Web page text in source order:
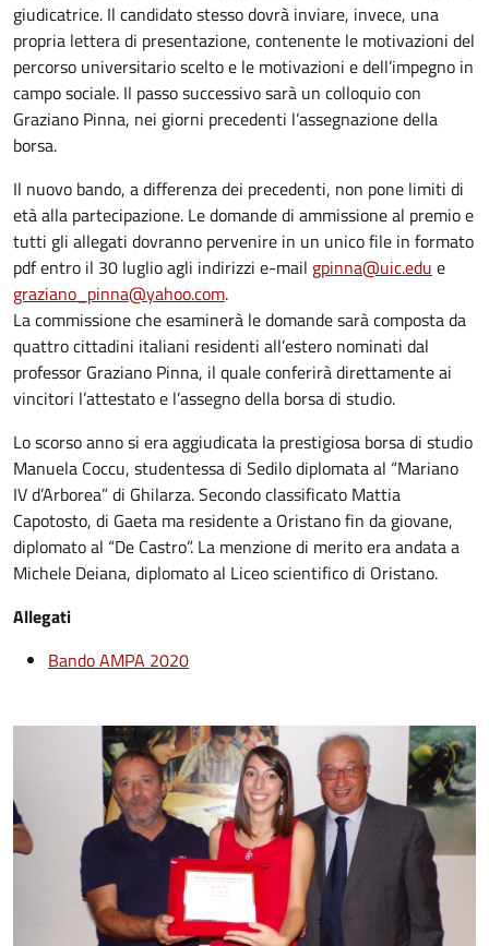
giudicatrice. Il candidato stesso dovrà inviare, invece, una
propria lettera di presentazione, contenente le motivazioni del
percorso universitario scelto e le motivazioni e dell’impegno in
campo sociale. Il passo successivo sarà un colloquio con
Graziano Pinna, nei giorni precedenti l’assegnazione della
borsa.
Il nuovo bando, a differenza dei precedenti, non pone limiti di
età alla partecipazione. Le domande di ammissione al premio e
tutti gli allegati dovranno pervenire in un unico file in formato
pdf entro il 30 luglio agli indirizzi e-mail gpinna@uic.edu e
graziano_pinna@yahoo.com.
La commissione che esaminerà le domande sarà composta da
quattro cittadini italiani residenti all’estero nominati dal
professor Graziano Pinna, il quale conferirà direttamente ai
vincitori l’attestato e l’assegno della borsa di studio.
Lo scorso anno si era aggiudicata la prestigiosa borsa di studio
Manuela Coccu, studentessa di Sedilo diplomata al “Mariano
IV d’Arborea” di Ghilarza. Secondo classificato Mattia
Capotosto, di Gaeta ma residente a Oristano fin da giovane,
diplomato al “De Castro”. La menzione di merito era andata a
Michele Deiana, diplomato al Liceo scientifico di Oristano.
Allegati
Bando AMPA 2020